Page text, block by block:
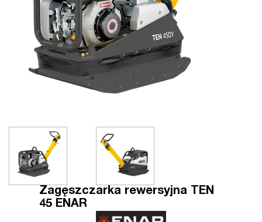
Zagęszczarka rewersyjna TEN
45 ENAR